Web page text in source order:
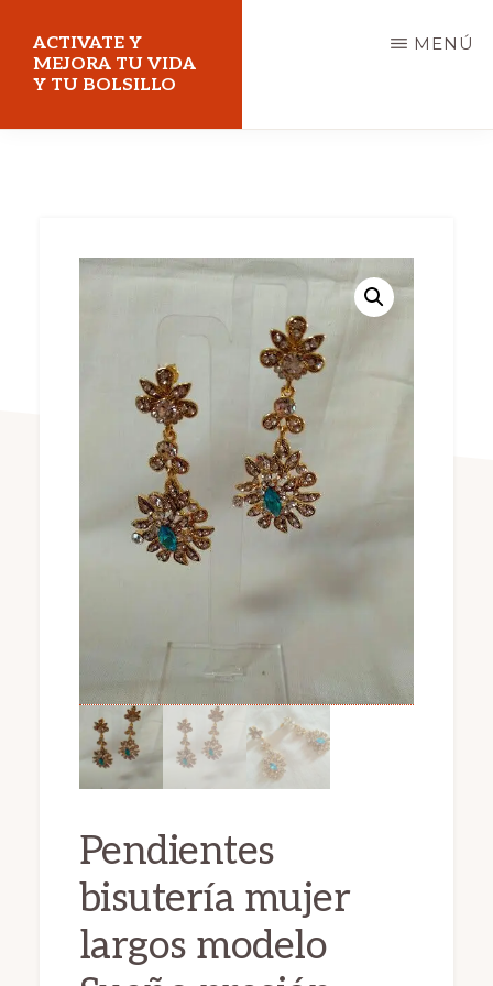
contenido
principal
ACTIVATE Y
MEJORA TU VIDA
Y TU BOLSILLO
MENÚ
Pendientes
bisutería mujer
largos modelo